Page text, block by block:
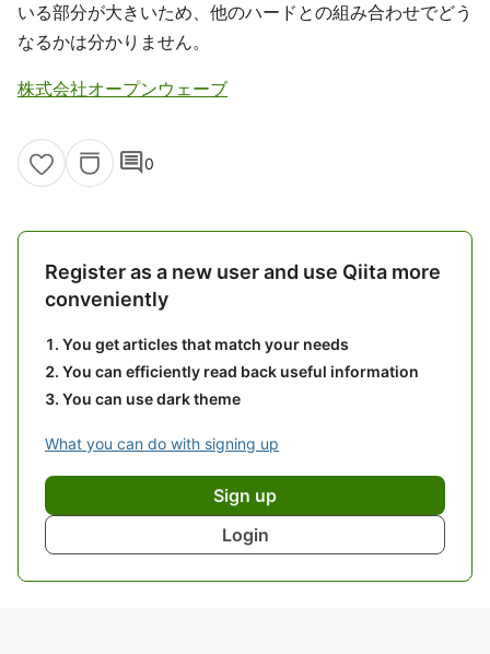
いる部分が大きいため、他のハードとの組み合わせでどう
なるかは分かりません。
株式会社オープンウェーブ
comment0
Register as a new user and use Qiita more
conveniently
You get articles that match your needs
You can efficiently read back useful information
You can use dark theme
What you can do with signing up
Sign up
Login